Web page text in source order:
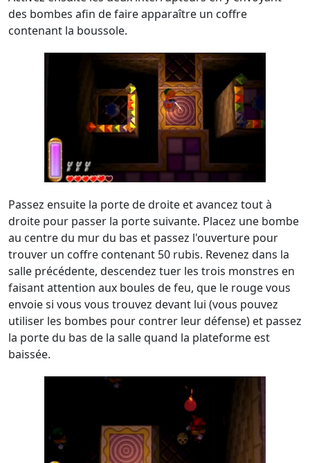
des bombes afin de faire apparaître un coffre
contenant la boussole.
Passez ensuite la porte de droite et avancez tout à
droite pour passer la porte suivante. Placez une bombe
au centre du mur du bas et passez l'ouverture pour
trouver un coffre contenant 50 rubis. Revenez dans la
salle précédente, descendez tuer les trois monstres en
faisant attention aux boules de feu, que le rouge vous
envoie si vous vous trouvez devant lui (vous pouvez
utiliser les bombes pour contrer leur défense) et passez
la porte du bas de la salle quand la plateforme est
baissée.